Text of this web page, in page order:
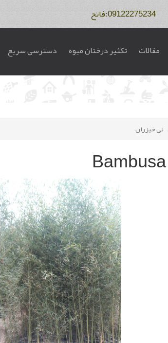
مقالات تکثیر درختان میوه دسترسی سریع
نی خیزران